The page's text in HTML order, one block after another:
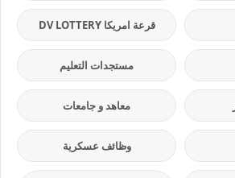
قرعة امريكا DV LOTTERY
مستجدات التعليم
معاهد و جامعات
وظائف عسكرية